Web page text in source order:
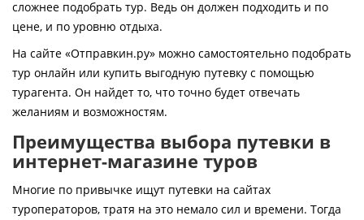
Контакты
сложнее подобрать тур. Ведь он должен подходить и по
цене, и по уровню отдыха.
На сайте «Отправкин.ру» можно самостоятельно подобрать
тур онлайн или купить выгодную путевку с помощью
турагента. Он найдет то, что точно будет отвечать
желаниям и возможностям.
Преимущества выбора путевки в
интернет-магазине туров
Многие по привычке ищут путевки на сайтах
туроператоров, тратя на это немало сил и времени. Тогда